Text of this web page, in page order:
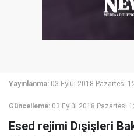
Yayınlanma: 03 Eylül 2018 Pazartesi
Güncelleme: 03 Eylül 2018 Pazartesi
Esed rejimi Dışişleri